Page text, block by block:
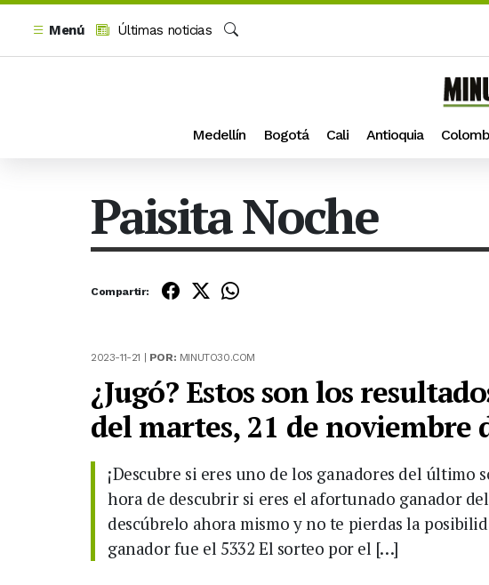
Menú
Últimas noticias
Medellín Bogotá Cali Antioquia
Paisita Noche
Compartir:
2023-11-21 | POR: MINUTO30.COM
¿Jugó? Estos son los
del martes, 21 de noviembre
¡Descubre si eres uno de los ganadores del último
hora de descubrir si eres el afortunado ganador
descúbrelo ahora mismo y no te pierdas la
ganador fue el 5332 El sorteo por el […]